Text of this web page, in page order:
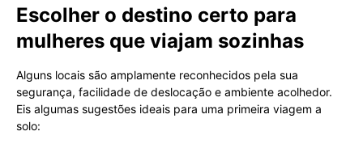
Escolher o destino certo para
mulheres que viajam sozinhas
Alguns locais são amplamente reconhecidos pela sua
segurança, facilidade de deslocação e ambiente acolhedor.
Eis algumas sugestões ideais para uma primeira viagem a
solo: